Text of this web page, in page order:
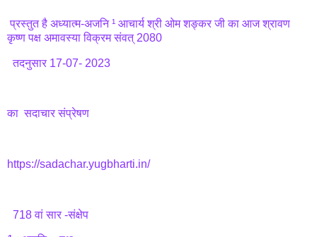
प्रस्तुत है अध्यात्म-अजनि ¹ आचार्य श्री ओम शङ्कर जी का आज श्रावण
कृष्ण पक्ष अमावस्या विक्रम संवत् 2080
तदनुसार 17-07- 2023
का सदाचार संप्रेषण
https://sadachar.yugbharti.in/
718 वां सार -संक्षेप